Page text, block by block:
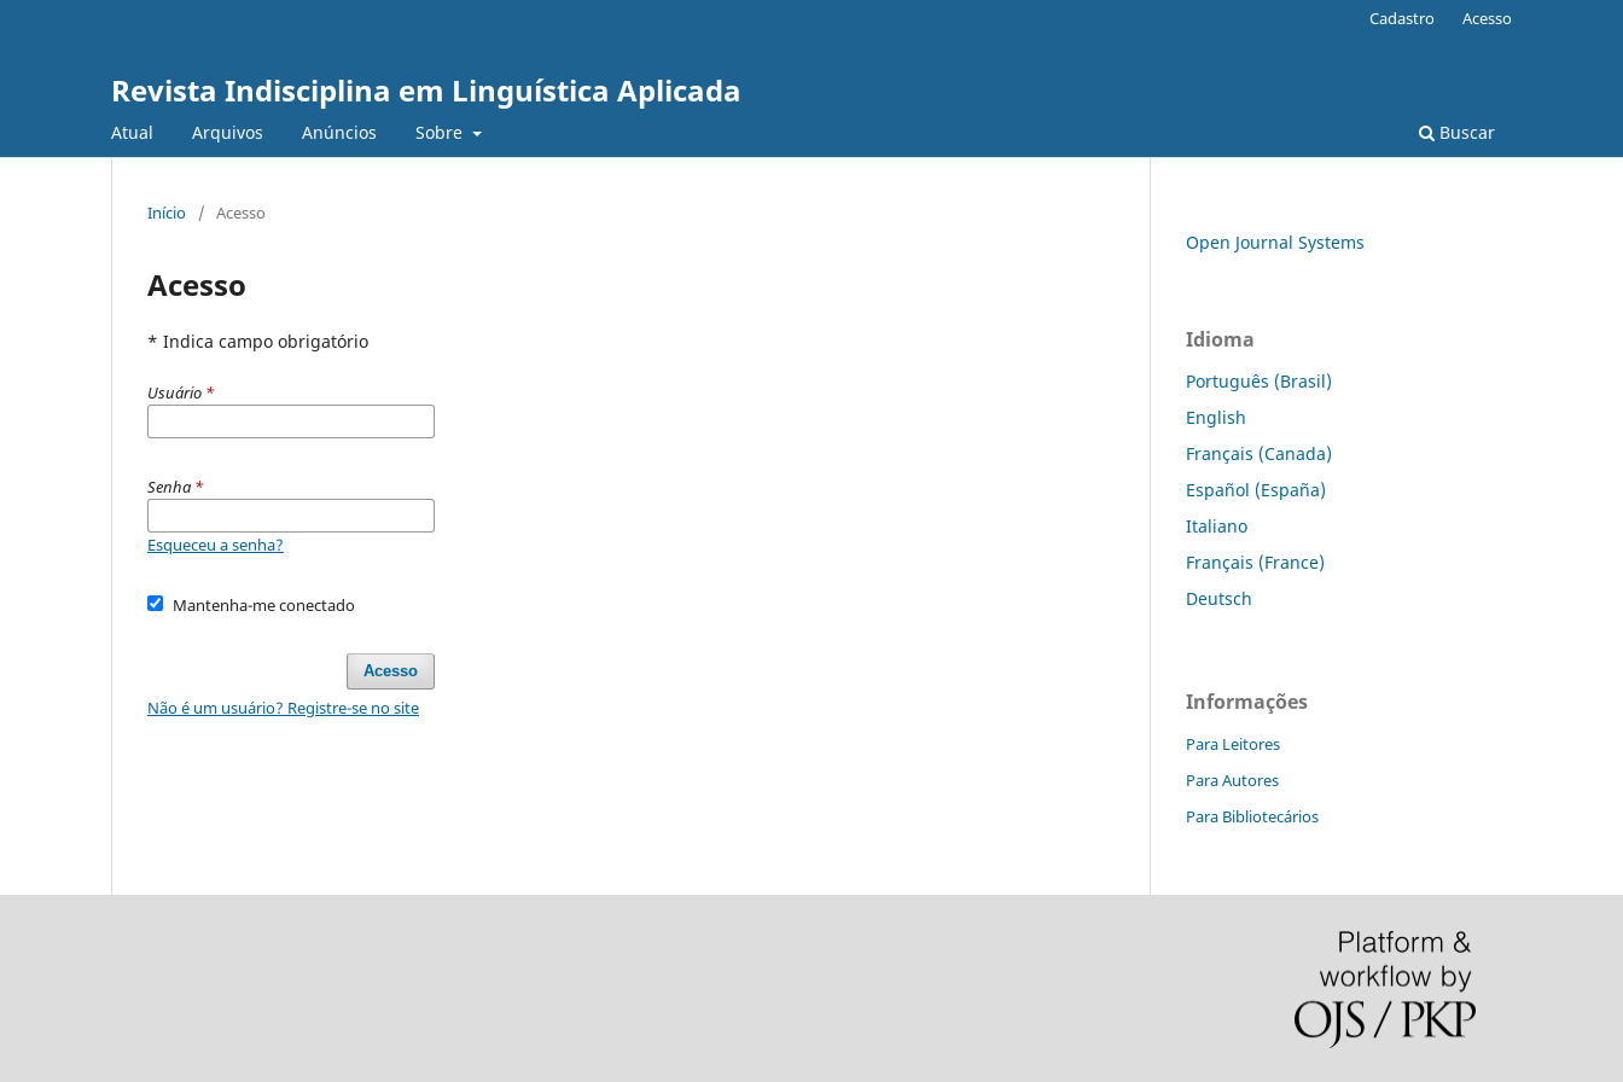
Revista Indisciplina em Linguística Aplicada
Atual Arquivos Anúncios Sobre Buscar
Cadastro Acesso
Início / Acesso
Acesso
* Indica campo obrigatório
Usuário *
Senha *
Esqueceu a senha?
Mantenha-me conectado
Acesso
Não é um usuário? Registre-se no site
Open Journal Systems
Idioma
Português (Brasil)
English
Français (Canada)
Español (España)
Italiano
Français (France)
Deutsch
Informações
Para Leitores
Para Autores
Para Bibliotecários